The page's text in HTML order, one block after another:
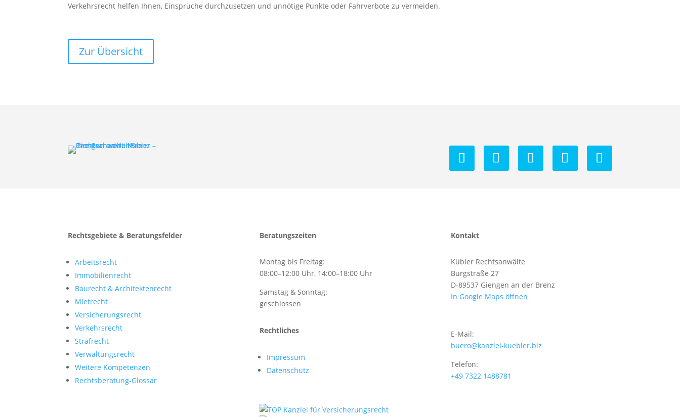
Verkehrsrecht helfen Ihnen, Einsprüche durchzusetzen und unnötige Punkte oder Fahrverbote zu vermeiden.
Zur Übersicht
Rechtsgebiete & Beratungsfelder
Arbeitsrecht
Immobilien­recht
Baurecht & Architekten­recht
Mietrecht
Versicherungsrecht
Verkehrsrecht
Strafrecht
Verwaltungsrecht
Weitere Kompetenzen
Rechtsberatung-Glossar
Beratungszeiten
Montag bis Freitag:
08:00–12:00 Uhr, 14:00–18:00 Uhr
Samstag & Sonntag:
geschlossen
Rechtliches
Impressum
Datenschutz
Kontakt
Kübler Rechtsanwälte
Burgstraße 27
D-89537 Giengen an der Brenz
In Google Maps öffnen
E-Mail:
buero@kanzlei-kuebler.biz
Telefon:
+49 7322 1488781